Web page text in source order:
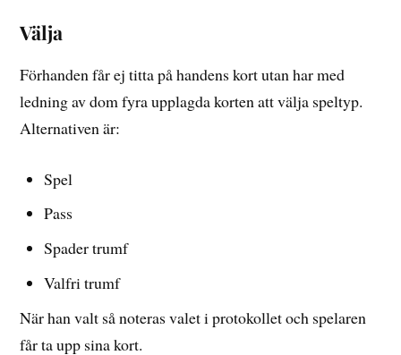
Välja
Förhanden får ej titta på handens kort utan har med
ledning av dom fyra upplagda korten att välja speltyp.
Alternativen är:
Spel
Pass
Spader trumf
Valfri trumf
När han valt så noteras valet i protokollet och spelaren
får ta upp sina kort.